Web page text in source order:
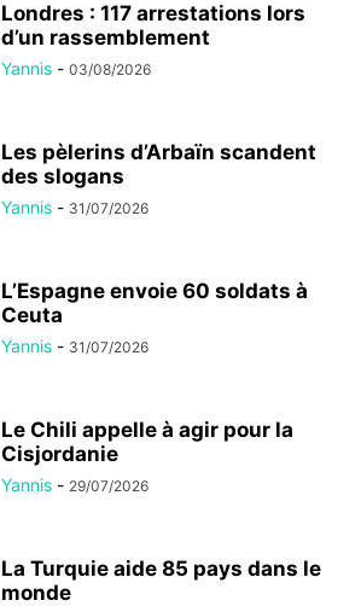
Londres : 117 arrestations lors
d’un rassemblement
Yannis - 03/08/2026
Les pèlerins d’Arbaïn scandent
des slogans
Yannis - 31/07/2026
L’Espagne envoie 60 soldats à
Ceuta
Yannis - 31/07/2026
Le Chili appelle à agir pour la
Cisjordanie
Yannis - 29/07/2026
La Turquie aide 85 pays dans le
monde